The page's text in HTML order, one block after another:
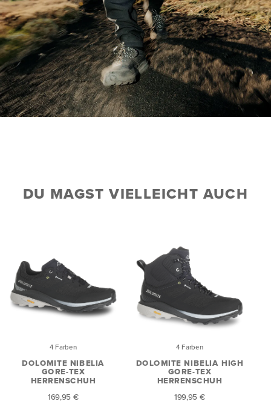
DU MAGST VIELLEICHT AUCH
4 Farben
DOLOMITE NIBELIA
GORE-TEX
HERRENSCHUH
169,95 €
4 Farben
DOLOMITE NIBELIA HIGH
GORE-TEX
HERRENSCHUH
199,95 €